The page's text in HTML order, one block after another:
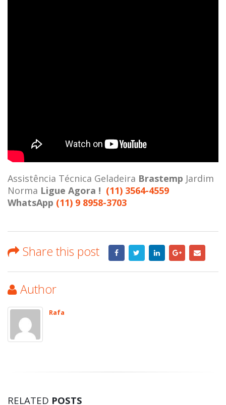
Assistência Técnica Geladeira Brastemp Jardim
Norma Ligue Agora ! (11) 3564-4559
WhatsApp (11) 9 8958-3703
Share this post
Author
Rafa
RELATED POSTS